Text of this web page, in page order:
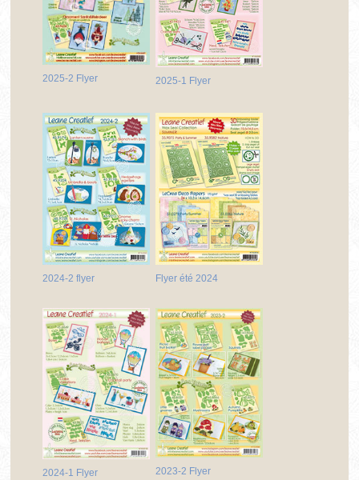
2025-2 Flyer 2025-1 Flyer
2024-2 flyer Flyer été 2024
2024-1 Flyer 2023-2 Flyer